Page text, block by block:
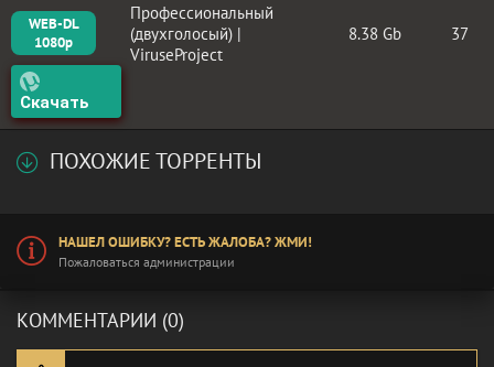
WEB-DL
1080p
Профессиональный
(двухголосый) |
ViruseProject
8.38 Gb 37
Скачать
ПОХОЖИЕ ТОРРЕНТЫ
НАШЕЛ ОШИБКУ? ЕСТЬ ЖАЛОБА? ЖМИ!
Пожаловаться администрации
КОММЕНТАРИИ (0)